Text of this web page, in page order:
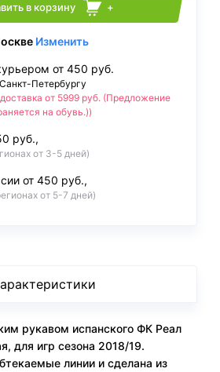
в корзину +
Изменить
от 450 руб.
Петербургу
от 5999 руб. (Предложение
на обувь.))
руб.,
от 3-5 дней)
от 450 руб.,
от 5-7 дней)
рукавом испанского ФК Реал
для игр сезона 2018/19.
линии и сделана из